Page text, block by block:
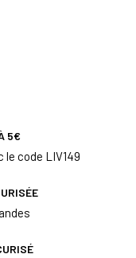
5€
le code LIV149